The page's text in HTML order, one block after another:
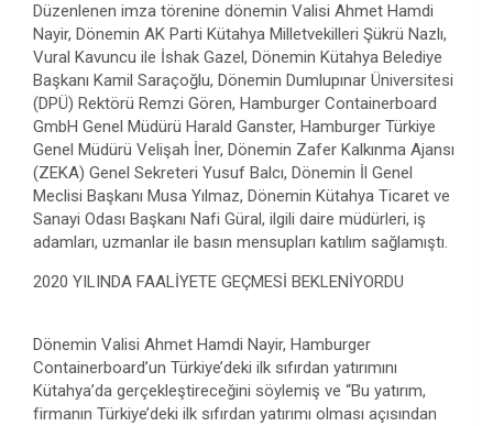
Düzenlenen imza törenine dönemin Valisi Ahmet Hamdi
Nayir, Dönemin AK Parti Kütahya Milletvekilleri Şükrü Nazlı,
Vural Kavuncu ile İshak Gazel, Dönemin Kütahya Belediye
Başkanı Kamil Saraçoğlu, Dönemin Dumlupınar Üniversitesi
(DPÜ) Rektörü Remzi Gören, Hamburger Containerboard
GmbH Genel Müdürü Harald Ganster, Hamburger Türkiye
Genel Müdürü Velişah İner, Dönemin Zafer Kalkınma Ajansı
(ZEKA) Genel Sekreteri Yusuf Balcı, Dönemin İl Genel
Meclisi Başkanı Musa Yılmaz, Dönemin Kütahya Ticaret ve
Sanayi Odası Başkanı Nafi Güral, ilgili daire müdürleri, iş
adamları, uzmanlar ile basın mensupları katılım sağlamıştı.
2020 YILINDA FAALİYETE GEÇMESİ BEKLENİYORDU
Dönemin Valisi Ahmet Hamdi Nayir, Hamburger
Containerboard’un Türkiye’deki ilk sıfırdan yatırımını
Kütahya’da gerçekleştireceğini söylemiş ve “Bu yatırım,
firmanın Türkiye’deki ilk sıfırdan yatırımı olması açısından